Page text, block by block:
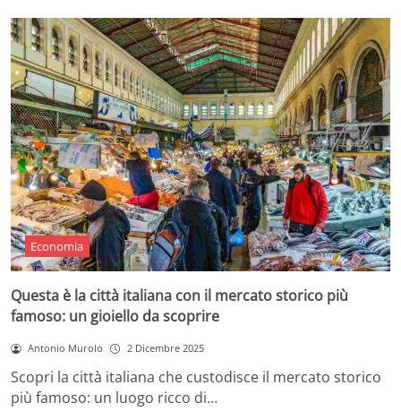
Economia
Questa è la città italiana con il mercato storico più
famoso: un gioiello da scoprire
Antonio Murolo 2 Dicembre 2025
Scopri la città italiana che custodisce il mercato storico
più famoso: un luogo ricco di…